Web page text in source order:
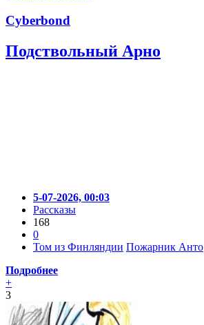
Cyberbond
Подствольный Арно
5-07-2026, 00:03
Рассказы
168
0
Том из Финляндии Пожарник Анто
Подробнее
+
3